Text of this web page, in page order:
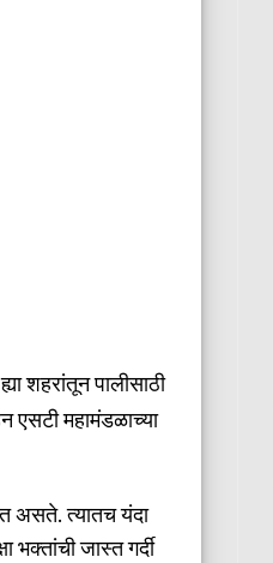
शहरांतून पालीसाठी
एसटी महामंडळाच्या
असते. त्यातच यंदा
भक्तांची जास्त गर्दी